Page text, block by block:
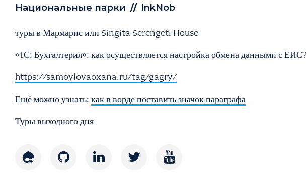
Национальные парки // lnkNob
туры в Мармарис или Singita Serengeti House
«1С: Бухгалтерия»: как осуществляется настройка обмена данными с ЕИС?
https://samoylovaoxana.ru/tag/gagry/
Ещё можно узнать: как в ворде поставить значок параграфа
Туры выходного дня
Drupal GitHub LinkedInTwitter Youtube